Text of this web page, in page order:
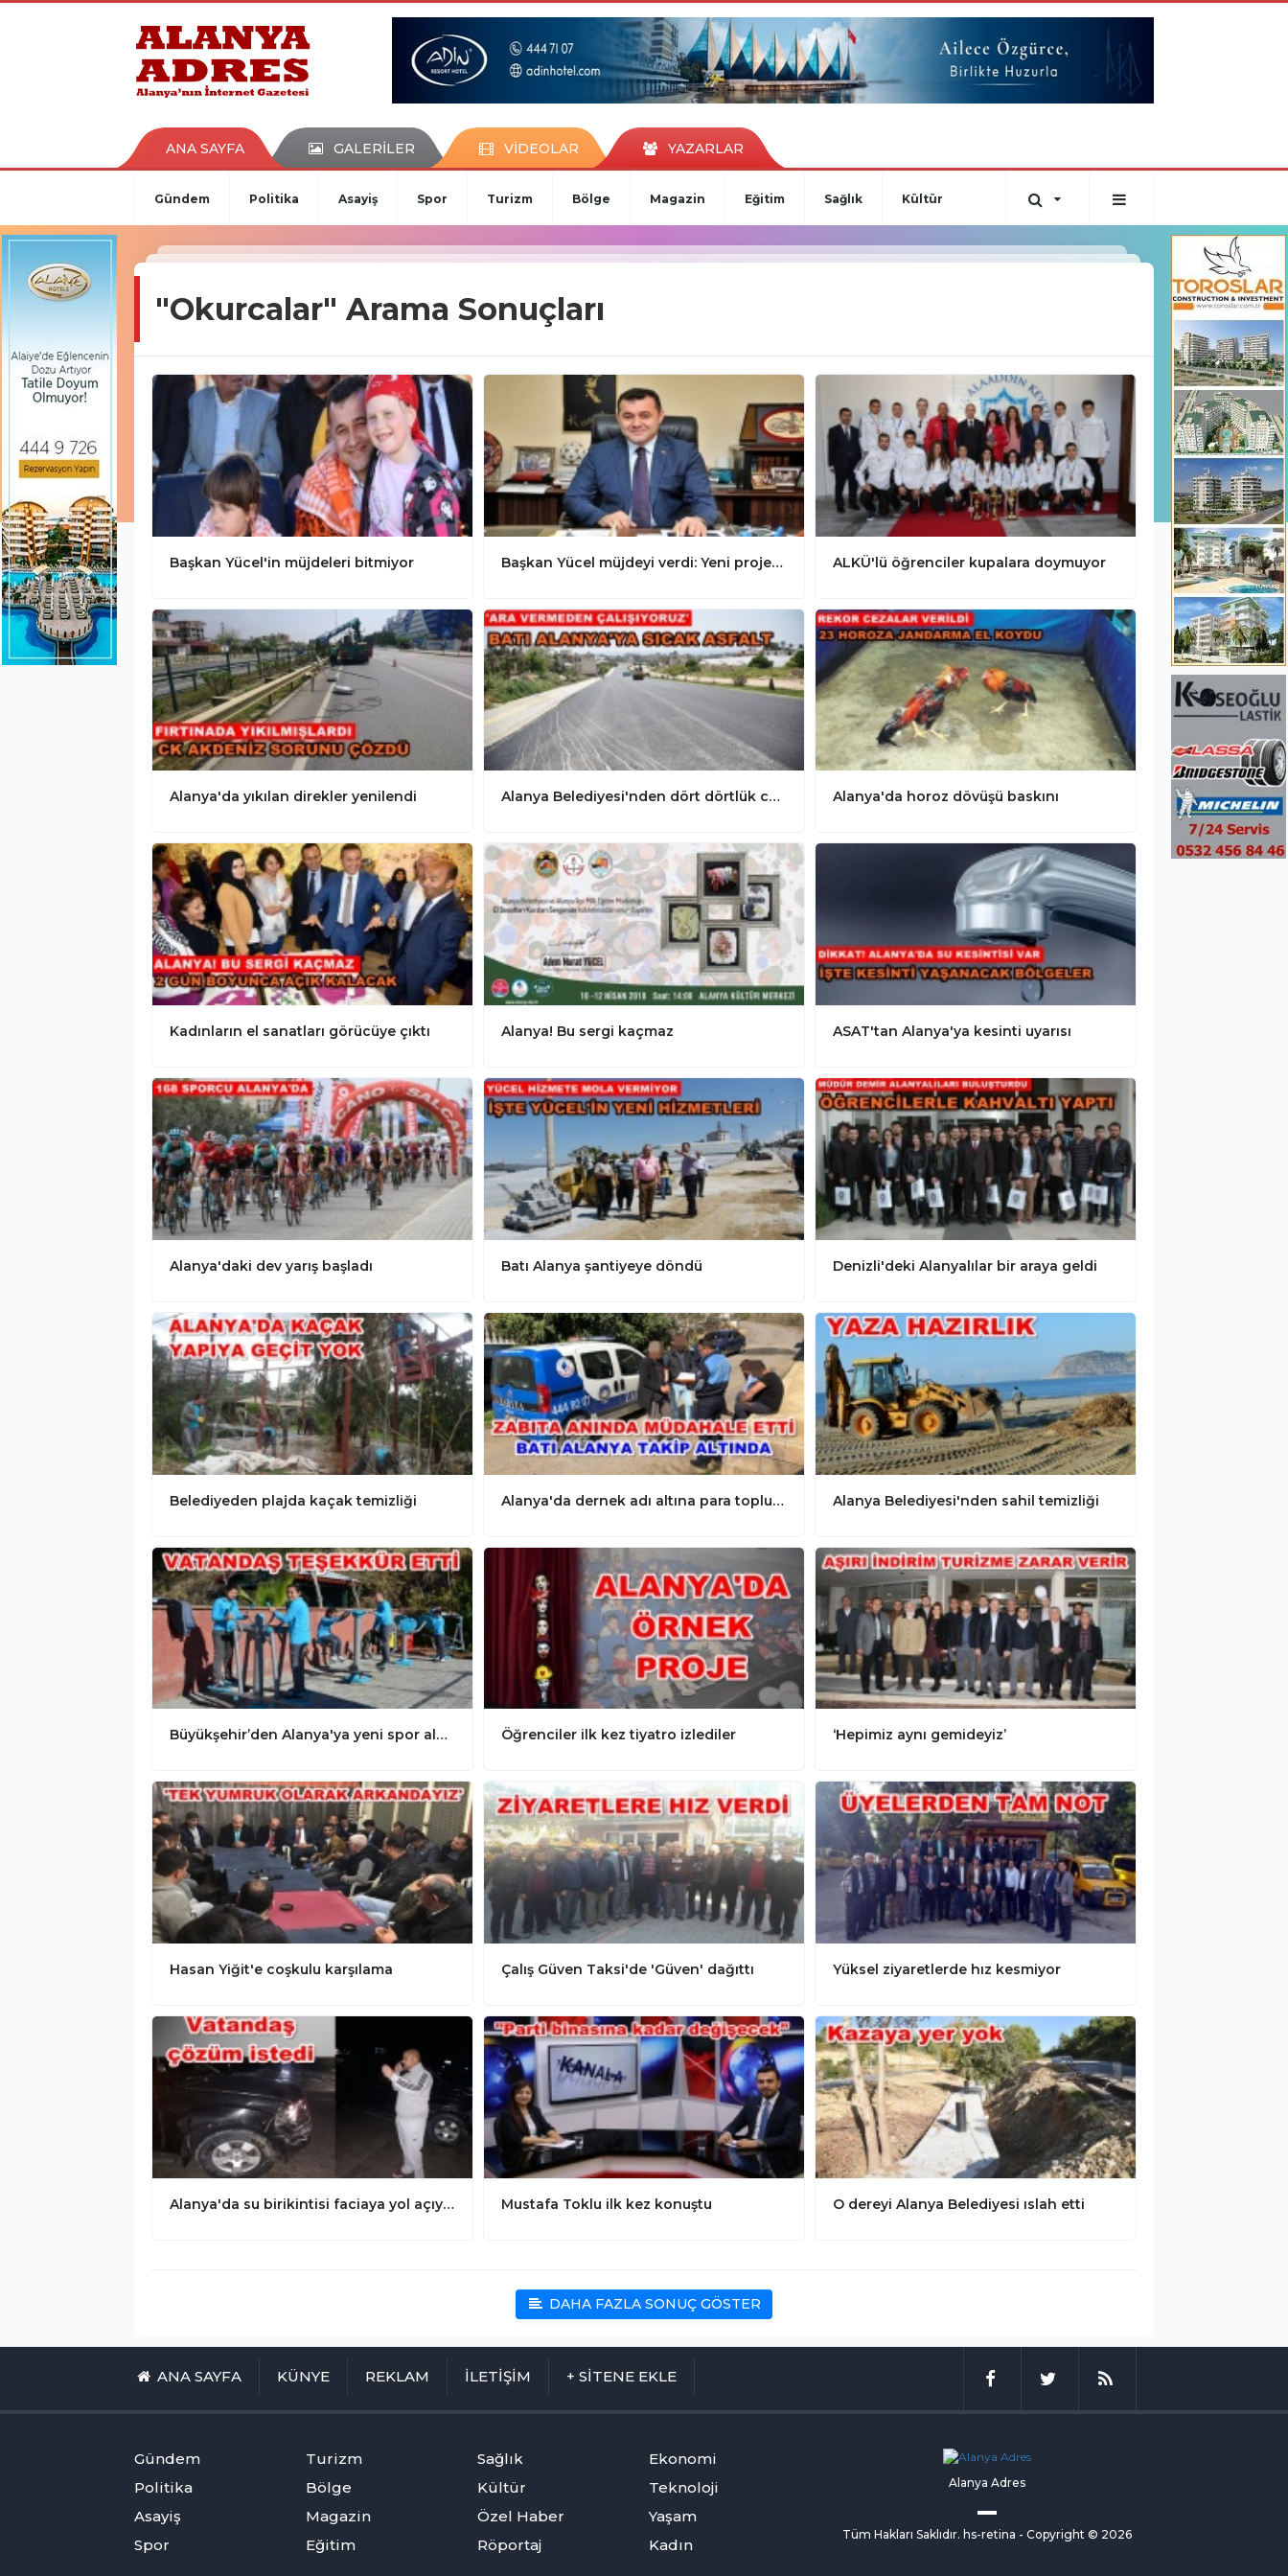
kaçak bahis
porno izle
ANA SAYFA GALERİLER VİDEOLAR YAZARLAR
Gündem Politika Asayiş Spor Turizm Bölge Magazin Eğitim Sağlık Kültür
"Okurcalar" Arama Sonuçları
Başkan Yücel'in müjdeleri bitmiyor Başkan Yücel müjdeyi verdi: Yeni proje yolda ALKÜ'lü öğrenciler kupalara doymuyor
Alanya'da yıkılan direkler yenilendi Alanya Belediyesi'nden dört dörtlük cadde Alanya'da horoz dövüşü baskını
Kadınların el sanatları görücüye çıktı Alanya! Bu sergi kaçmaz ASAT'tan Alanya'ya kesinti uyarısı
Alanya'daki dev yarış başladı Batı Alanya şantiyeye döndü Denizli'deki Alanyalılar bir araya geldi
Belediyeden plajda kaçak temizliği Alanya'da dernek adı altına para topluyorlar Alanya Belediyesi'nden sahil temizliği
Büyükşehir’den Alanya'ya yeni spor aletleri Öğrenciler ilk kez tiyatro izlediler ‘Hepimiz aynı gemideyiz’
Hasan Yiğit'e coşkulu karşılama Çalış Güven Taksi'de 'Güven' dağıttı Yüksel ziyaretlerde hız kesmiyor
Alanya'da su birikintisi faciaya yol açıyordu Mustafa Toklu ilk kez konuştu O dereyi Alanya Belediyesi ıslah etti
DAHA FAZLA SONUÇ GÖSTER
ANA SAYFA KÜNYE REKLAM İLETİŞİM + SİTENE EKLE
Gündem
Politika
Asayiş
Spor
Turizm
Bölge
Magazin
Eğitim
Sağlık
Kültür
Özel Haber
Röportaj
Ekonomi
Teknoloji
Yaşam
Kadın
Alanya Adres
Tüm Hakları Saklıdır. hs-retina - Copyright © 2026